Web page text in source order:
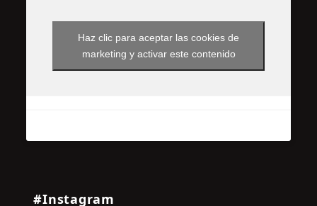
Haz clic para aceptar las cookies de
marketing y activar este contenido
#Instagram